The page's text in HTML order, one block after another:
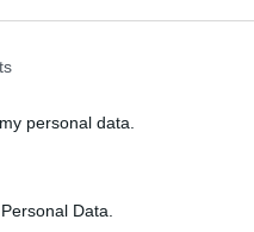
personal data.
Data.